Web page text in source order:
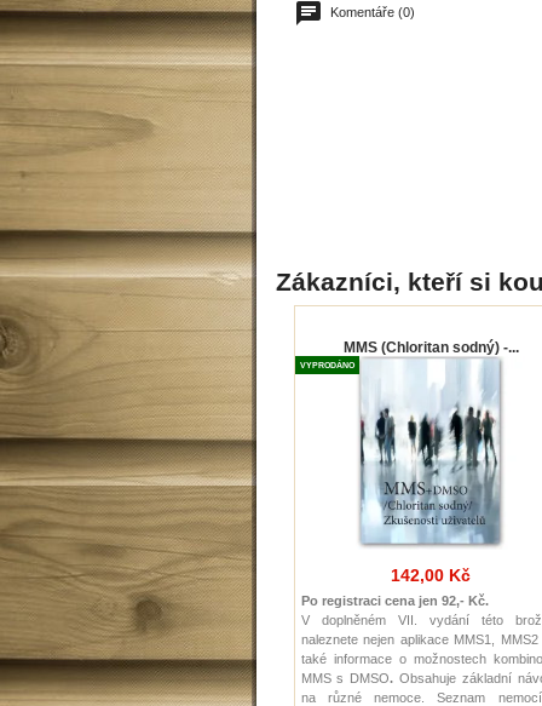
Komentáře (0)
Zákazníci, kteří si
MMS (Chloritan sodný) -...
VYPRODÁNO
142,00 Kč
Po registraci cena jen 92,- Kč.
V doplněném VII. vydání této
naleznete nejen aplikace MMS1, MMS2
také informace o možnostech
MMS s DMSO. Obsahuje základní
na různé nemoce. Seznam